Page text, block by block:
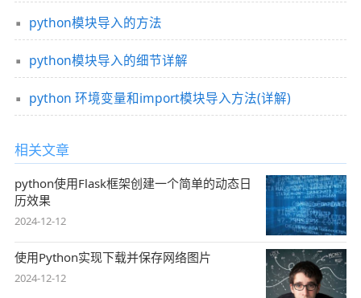
python模块导入的方法
python模块导入的细节详解
python 环境变量和import模块导入方法(详解)
相关文章
python使用Flask框架创建一个简单的动态日
历效果
2024-12-12
使用Python实现下载并保存网络图片
2024-12-12